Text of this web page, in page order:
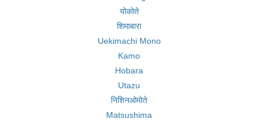
योकोते
शिमाबारा
Uekimachi Mono
Kamo
Hobara
Utazu
निशिनओमोते
Matsushima